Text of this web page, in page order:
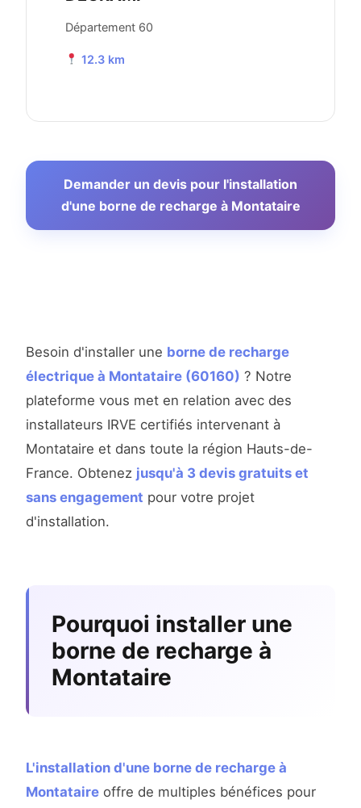
Département 60
12.3 km
Demander un devis pour l'installation
d'une borne de recharge à Montataire
Besoin d'installer une borne de recharge
électrique à Montataire (60160) ? Notre
plateforme vous met en relation avec des
installateurs IRVE certifiés intervenant à
Montataire et dans toute la région Hauts-de-
France. Obtenez jusqu'à 3 devis gratuits et
sans engagement pour votre projet
d'installation.
Pourquoi installer une
borne de recharge à
Montataire
L'installation d'une borne de recharge à
Montataire offre de multiples bénéfices pour